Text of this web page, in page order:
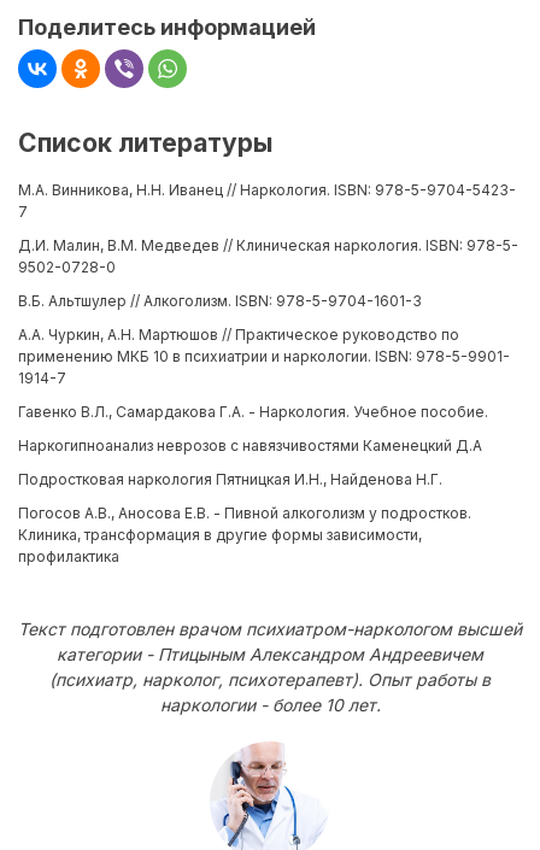
Поделитесь информацией
Список литературы
М.А. Винникова, Н.Н. Иванец // Наркология. ISBN: 978-5-9704-5423-
7
Д.И. Малин, В.М. Медведев // Клиническая наркология. ISBN: 978-5-
9502-0728-0
В.Б. Альтшулер // Алкоголизм. ISBN: 978-5-9704-1601-3
А.А. Чуркин, А.Н. Мартюшов // Практическое руководство по
применению МКБ 10 в психиатрии и наркологии. ISBN: 978-5-9901-
1914-7
Гавенко В.Л., Самардакова Г.А. - Наркология. Учебное пособие.
Наркогипноанализ неврозов с навязчивостями Каменецкий Д.А
Подростковая наркология Пятницкая И.Н., Найденова Н.Г.
Погосов А.В., Аносова Е.В. - Пивной алкоголизм у подростков.
Клиника, трансформация в другие формы зависимости,
профилактика
Текст подготовлен врачом психиатром-наркологом высшей
категории - Птицыным Александром Андреевичем
(психиатр, нарколог, психотерапевт). Опыт работы в
наркологии - более 10 лет.